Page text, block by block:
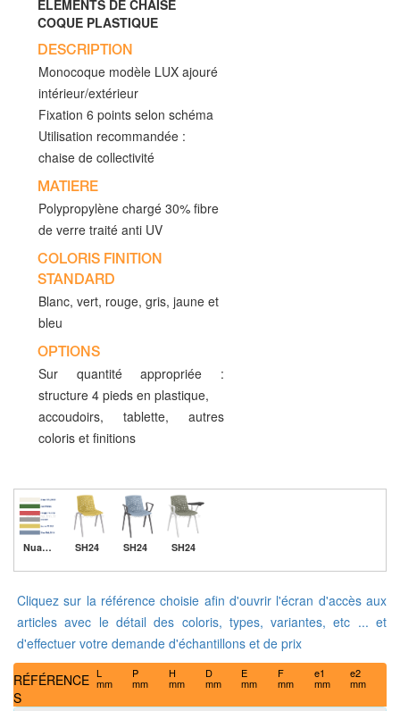
ELEMENTS DE CHAISE
COQUE PLASTIQUE
DESCRIPTION
Monocoque modèle LUX ajouré
intérieur/extérieur
Fixation 6 points selon schéma
Utilisation recommandée :
chaise de collectivité
MATIERE
Polypropylène chargé 30% fibre
de verre traité anti UV
COLORIS FINITION
STANDARD
Blanc, vert, rouge, gris, jaune et
bleu
OPTIONS
Sur quantité appropriée :
structure 4 pieds en plastique,
accoudoirs, tablette, autres
coloris et finitions
Nuancier SH24 SH24 SH24
Cliquez sur la référence choisie afin d'ouvrir l'écran d'accès aux
articles avec le détail des coloris, types, variantes, etc ... et
d'effectuer votre demande d'échantillons et de prix
RÉFÉRENCE
S
L
mm
P
mm
H
mm
D
mm
E
mm
F
mm
e1
mm
e2
mm